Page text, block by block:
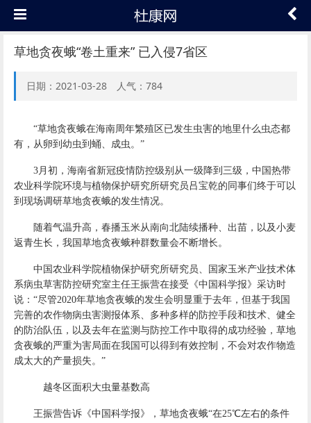
草地贪夜蛾“卷土重来” 已入侵7省区
日期：2021-03-28 人气：784
“草地贪夜蛾在海南周年繁殖区已发生虫害的地里什么虫态都
有，从卵到幼虫到蛹、成虫。”
3月初，海南省新冠疫情防控级别从一级降到三级，中国热带
农业科学院环境与植物保护研究所研究员吕宝乾的同事们终于可以
到现场调研草地贪夜蛾的发生情况。
随着气温升高，春播玉米从南向北陆续播种、出苗，以及小麦
返青生长，我国草地贪夜蛾种群数量会不断增长。
中国农业科学院植物保护研究所研究员、国家玉米产业技术体
系病虫草害防控研究室主任王振营在接受《中国科学报》采访时
说：“尽管2020年草地贪夜蛾的发生会明显重于去年，但基于我国
完善的农作物病虫害测报体系、多种多样的防控手段和技术、健全
的防治队伍，以及去年在监测与防控工作中取得的成功经验，草地
贪夜蛾的严重为害局面在我国可以得到有效控制，不会对农作物造
成太大的产量损失。”
越冬区面积大虫量基数高
王振营告诉《中国科学报》，草地贪夜蛾“在25℃左右的条件